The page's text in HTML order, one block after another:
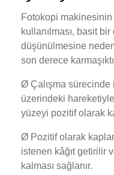
Fotokopi
kullanılması, basit
düşünülmesine
son derece
Ø Çalışma sürecinde
üzerindeki
yüzeyi pozitif olarak
Ø Pozitif olarak
istenen kâğıt getirilir
kalması sağlanır.